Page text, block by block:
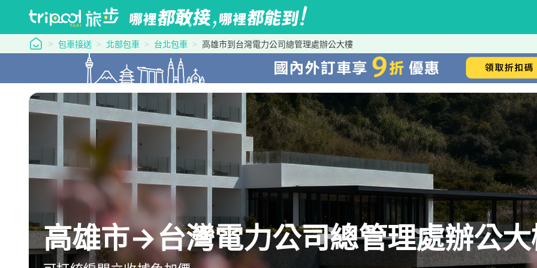
tripool 旅步
包車接送 北部包車 台北包車 高雄市到台灣電力公司總管理處辦公大樓
高雄市→台灣電力公司總管理處辦公